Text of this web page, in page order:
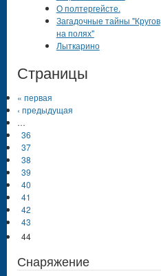
О полтергейсте.
Загадочные тайны "Кругов
на полях"
Лыткарино
Страницы
« первая
‹ предыдущая
…
36
37
38
39
40
41
42
43
44
Снаряжение